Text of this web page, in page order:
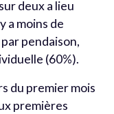
deux a lieu
a moins de
pendaison,
(60%).
du premier mois
premières